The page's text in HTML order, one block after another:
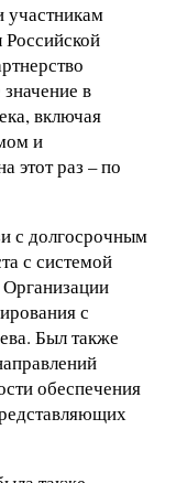
участникам
в
включая
и
этот раз – по
с долгосрочным
с системой
с
Был также
обеспечения